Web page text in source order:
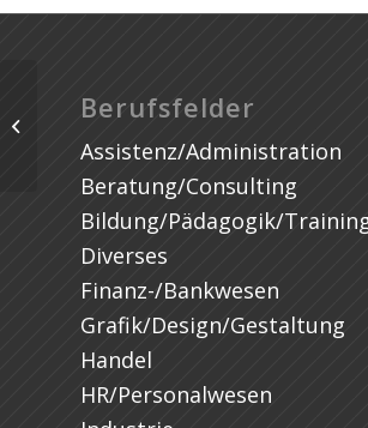
Berufsfelder
Assistenz/Administration
Beratung/Consulting
Bildung/Pädagogik/
Diverses
Finanz-/Bankwesen
Grafik/Design/Gestaltung
Handel
HR/Personalwesen
Praktikum im Bereich Simulation
nachhaltiger Antriebssysteme mit
der Möglichkeit...